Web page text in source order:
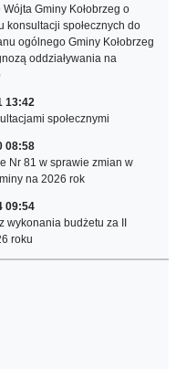
Wójta Gminy Kołobrzeg o
konsultacji społecznych do
ogólnego Gminy Kołobrzeg
oddziaływania na
13:42
społecznymi
08:58
Nr 81 w sprawie zmian w
na 2026 rok
09:54
wykonania budżetu za II
roku